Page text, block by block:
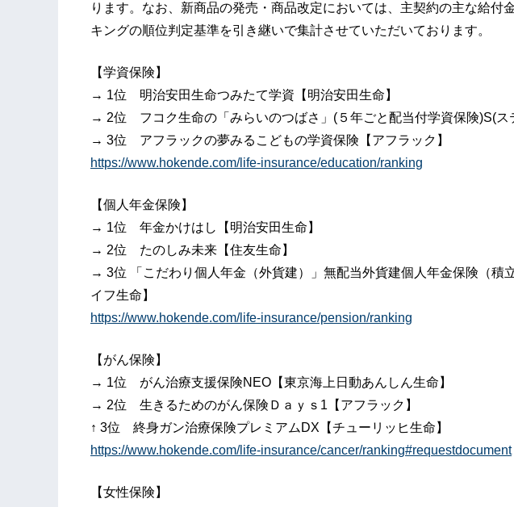
ります。なお、新商品の発売・商品改定においては、主契約の主な給付
キングの順位判定基準を引き継いで集計させていただいております。
【学資保険】
→ 1位 明治安田生命つみたて学資【明治安田生命】
→ 2位 フコク生命の「みらいのつばさ」(５年ごと配当付学資保険)S(ス
→ 3位 アフラックの夢みるこどもの学資保険【アフラック】
https://www.hokende.com/life-insurance/education/ranking
【個人年金保険】
→ 1位 年金かけはし【明治安田生命】
→ 2位 たのしみ未来【住友生命】
→ 3位 「こだわり個人年金（外貨建）」無配当外貨建個人年金保険（積
イフ生命】
https://www.hokende.com/life-insurance/pension/ranking
【がん保険】
→ 1位 がん治療支援保険NEO【東京海上日動あんしん生命】
→ 2位 生きるためのがん保険Ｄａｙｓ1【アフラック】
↑ 3位 終身ガン治療保険プレミアムDX【チューリッヒ生命】
https://www.hokende.com/life-insurance/cancer/ranking#requestdocument
【女性保険】